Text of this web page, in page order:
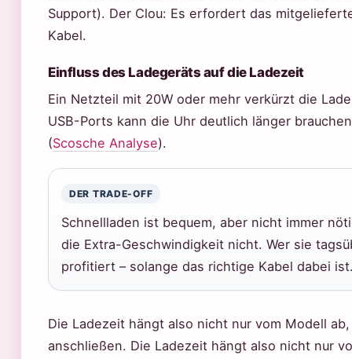
Support). Der Clou: Es erfordert das
Kabel.
Einfluss des Ladegeräts auf die Ladezeit
Ein Netzteil mit 20W oder mehr verkürzt die
USB-Ports kann die Uhr deutlich länger
(Scosche Analyse).
DER TRADE-OFF
Schnellladen ist bequem, aber nicht immer
die Extra-Geschwindigkeit nicht. Wer sie
profitiert – solange das richtige Kabel dabei
Die Ladezeit hängt also nicht nur vom Modell
anschließen. Die Ladezeit hängt also nicht nur